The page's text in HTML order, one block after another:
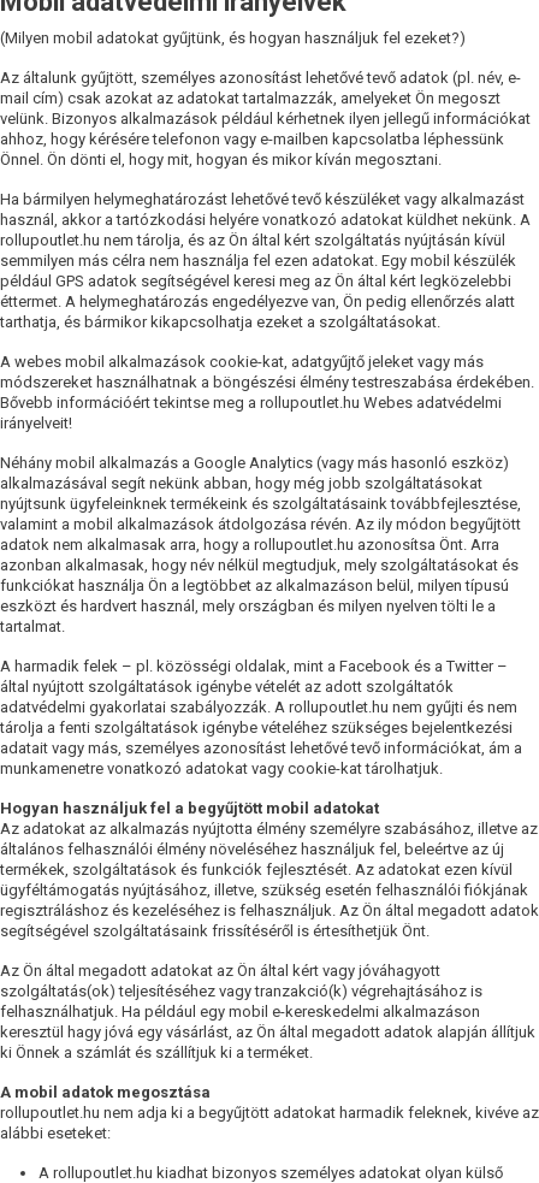
(Milyen mobil adatokat gyűjtünk, és hogyan használjuk fel ezeket?)
Az általunk gyűjtött, személyes azonosítást lehetővé tevő adatok (pl. név, e-
mail cím) csak azokat az adatokat tartalmazzák, amelyeket Ön megoszt
velünk. Bizonyos alkalmazások például kérhetnek ilyen jellegű információkat
ahhoz, hogy kérésére telefonon vagy e-mailben kapcsolatba léphessünk
Önnel. Ön dönti el, hogy mit, hogyan és mikor kíván megosztani.
Ha bármilyen helymeghatározást lehetővé tevő készüléket vagy alkalmazást
használ, akkor a tartózkodási helyére vonatkozó adatokat küldhet nekünk. A
rollupoutlet.hu nem tárolja, és az Ön által kért szolgáltatás nyújtásán kívül
semmilyen más célra nem használja fel ezen adatokat. Egy mobil készülék
például GPS adatok segítségével keresi meg az Ön által kért legközelebbi
éttermet. A helymeghatározás engedélyezve van, Ön pedig ellenőrzés alatt
tarthatja, és bármikor kikapcsolhatja ezeket a szolgáltatásokat.
A webes mobil alkalmazások cookie-kat, adatgyűjtő jeleket vagy más
módszereket használhatnak a böngészési élmény testreszabása érdekében.
Bővebb információért tekintse meg a rollupoutlet.hu Webes adatvédelmi
irányelveit!
Néhány mobil alkalmazás a Google Analytics (vagy más hasonló eszköz)
alkalmazásával segít nekünk abban, hogy még jobb szolgáltatásokat
nyújtsunk ügyfeleinknek termékeink és szolgáltatásaink továbbfejlesztése,
valamint a mobil alkalmazások átdolgozása révén. Az ily módon begyűjtött
adatok nem alkalmasak arra, hogy a rollupoutlet.hu azonosítsa Önt. Arra
azonban alkalmasak, hogy név nélkül megtudjuk, mely szolgáltatásokat és
funkciókat használja Ön a legtöbbet az alkalmazáson belül, milyen típusú
eszközt és hardvert használ, mely országban és milyen nyelven tölti le a
tartalmat.
A harmadik felek – pl. közösségi oldalak, mint a Facebook és a Twitter –
által nyújtott szolgáltatások igénybe vételét az adott szolgáltatók
adatvédelmi gyakorlatai szabályozzák. A rollupoutlet.hu nem gyűjti és nem
tárolja a fenti szolgáltatások igénybe vételéhez szükséges bejelentkezési
adatait vagy más, személyes azonosítást lehetővé tevő információkat, ám a
munkamenetre vonatkozó adatokat vagy cookie-kat tárolhatjuk.
Hogyan használjuk fel a begyűjtött mobil adatokat
Az adatokat az alkalmazás nyújtotta élmény személyre szabásához, illetve az
általános felhasználói élmény növeléséhez használjuk fel, beleértve az új
termékek, szolgáltatások és funkciók fejlesztését. Az adatokat ezen kívül
ügyféltámogatás nyújtásához, illetve, szükség esetén felhasználói fiókjának
regisztráláshoz és kezeléséhez is felhasználjuk. Az Ön által megadott adatok
segítségével szolgáltatásaink frissítéséről is értesíthetjük Önt.
Az Ön által megadott adatokat az Ön által kért vagy jóváhagyott
szolgáltatás(ok) teljesítéséhez vagy tranzakció(k) végrehajtásához is
felhasználhatjuk. Ha például egy mobil e-kereskedelmi alkalmazáson
keresztül hagy jóvá egy vásárlást, az Ön által megadott adatok alapján állítjuk
ki Önnek a számlát és szállítjuk ki a terméket.
A mobil adatok megosztása
rollupoutlet.hu nem adja ki a begyűjtött adatokat harmadik feleknek, kivéve az
alábbi eseteket:
A rollupoutlet.hu kiadhat bizonyos személyes adatokat olyan külső